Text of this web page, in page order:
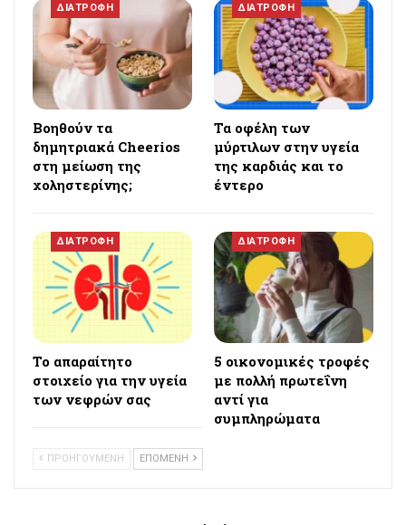
ΔΙΑΤΡΟΦΗ
Βοηθούν τα
δημητριακά Cheerios
στη μείωση της
χοληστερίνης;
ΔΙΑΤΡΟΦΗ
Τα οφέλη των
μύρτιλων στην υγεία
της καρδιάς και το
έντερο
ΔΙΑΤΡΟΦΗ
Το απαραίτητο
στοιχείο για την υγεία
των νεφρών σας
ΔΙΑΤΡΟΦΗ
5 οικονομικές τροφές
με πολλή πρωτεΐνη
αντί για
συμπληρώματα
ΠΡΟΗΓΟΥΜΕΝΗ ΕΠΟΜΕΝΗ